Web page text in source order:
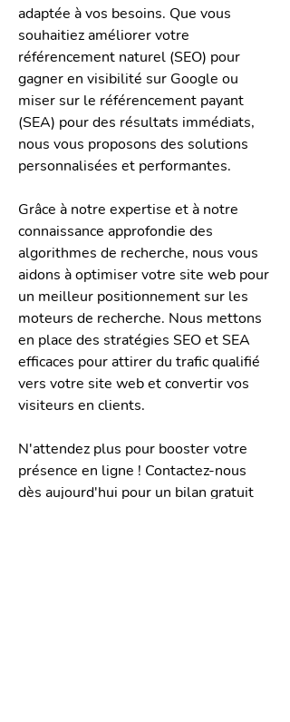
adaptée à vos besoins. Que vous
souhaitiez améliorer votre
référencement naturel (SEO) pour
gagner en visibilité sur Google ou
miser sur le référencement payant
(SEA) pour des résultats immédiats,
nous vous proposons des solutions
personnalisées et performantes.
Grâce à notre expertise et à notre
connaissance approfondie des
algorithmes de recherche, nous vous
aidons à optimiser votre site web pour
un meilleur positionnement sur les
moteurs de recherche. Nous mettons
en place des stratégies SEO et SEA
efficaces pour attirer du trafic qualifié
vers votre site web et convertir vos
visiteurs en clients.
N'attendez plus pour booster votre
présence en ligne ! Contactez-nous
dès aujourd'hui pour un bilan gratuit